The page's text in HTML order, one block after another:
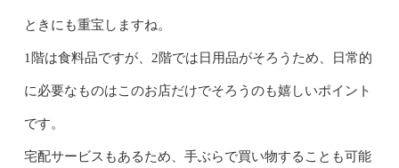
ときにも重宝しますね。
1階は食料品ですが、2階では日用品がそろうため、日常的
に必要なものはこのお店だけでそろうのも嬉しいポイント
です。
宅配サービスもあるため、手ぶらで買い物することも可能